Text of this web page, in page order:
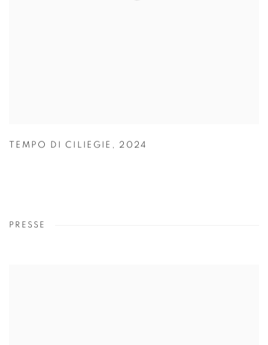
TEMPO DI CILIEGIE , 2024
PRESSE